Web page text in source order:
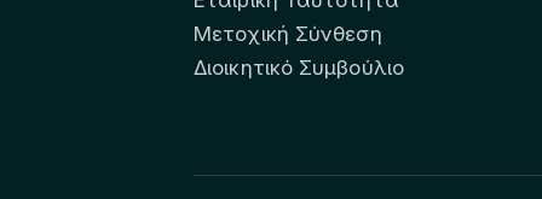
Μετοχική Σύνθεση
Διοικητικό Συμβούλιο